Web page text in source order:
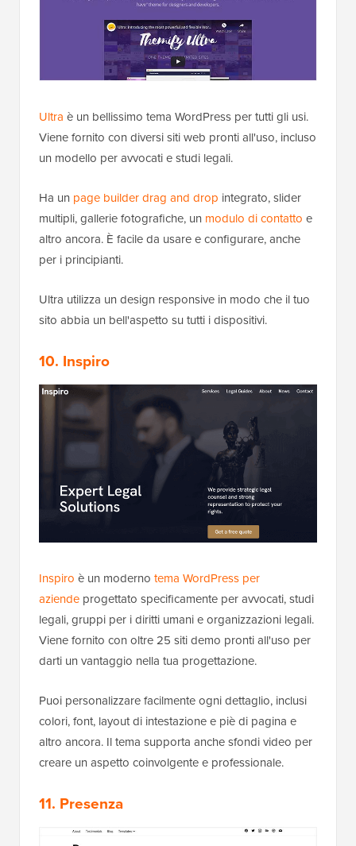
Ultra è un bellissimo tema WordPress per tutti gli usi.
Viene fornito con diversi siti web pronti all'uso, incluso
un modello per avvocati e studi legali.
Ha un page builder drag and drop integrato, slider
multipli, gallerie fotografiche, un modulo di contatto e
altro ancora. È facile da usare e configurare, anche
per i principianti.
Ultra utilizza un design responsive in modo che il tuo
sito abbia un bell'aspetto su tutti i dispositivi.
10. Inspiro
Inspiro è un moderno tema WordPress per
aziende progettato specificamente per avvocati, studi
legali, gruppi per i diritti umani e organizzazioni legali.
Viene fornito con oltre 25 siti demo pronti all'uso per
darti un vantaggio nella tua progettazione.
Puoi personalizzare facilmente ogni dettaglio, inclusi
colori, font, layout di intestazione e piè di pagina e
altro ancora. Il tema supporta anche sfondi video per
creare un aspetto coinvolgente e professionale.
11. Presenza